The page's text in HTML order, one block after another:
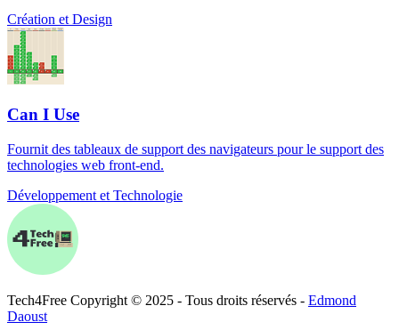
Création et Design
Can I Use
Fournit des tableaux de support des navigateurs pour le support des
technologies web front-end.
Développement et Technologie
Tech4Free Copyright © 2025 - Tous droits réservés - Edmond
Daoust